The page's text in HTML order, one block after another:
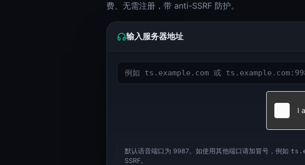
子网计算器（IPv4 与 IPv6）
Reverse DNS Lookup (PTR, FCrDNS, ASN)
SSL Checker（证书、
费、无需注册，带 anti-SSRF 防护。
输入服务器地址
默认语音端口为 9987。如使用其他端口请加冒号，例如
SSRF。